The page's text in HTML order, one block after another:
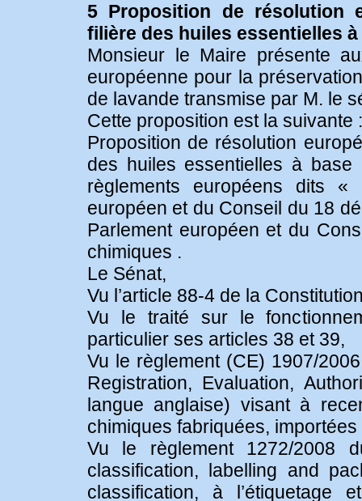
5 Proposition de résolution
filière des huiles essentielles
Monsieur le Maire présente
européenne pour la
de lavande transmise par M. le
Cette proposition est la suivante :
Proposition de résolution
des huiles essentielles à
règlements européens dits
européen et du Conseil du 18
Parlement européen et du
chimiques .
Le Sénat,
Vu l’article 88-4 de la
Vu le traité sur le
particulier ses articles 38 et 39,
Vu le règlement (CE) 1907/
Registration, Evaluation,
langue anglaise) visant à
chimiques fabriquées,
Vu le règlement 1272/2008
classification, labelling and
classification, à l’étiquetage